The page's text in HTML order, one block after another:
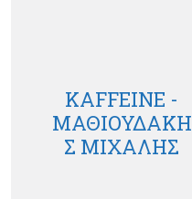
KAFFEINE -
ΜΑΘΙΟΥΔΑΚΗ
Σ ΜΙΧΑΛΗΣ